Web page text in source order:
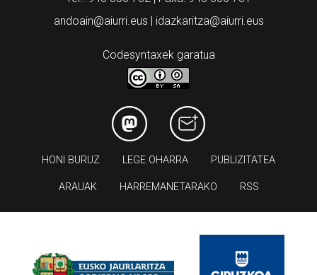
andoain@aiurri.eus | idazkaritza@aiurri.eus
Codesyntaxek garatua
HONI BURUZ LEGE OHARRA PUBLIZITATEA
ARAUAK HARREMANETARAKO RSS